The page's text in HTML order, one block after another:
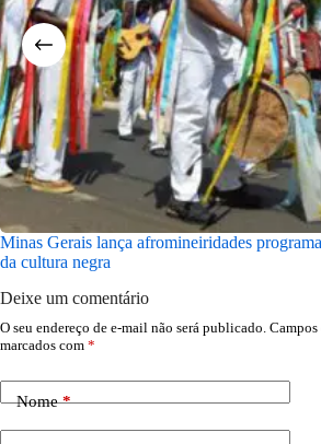
Minas Gerais lança afromineiridades
da cultura negra
Deixe um comentário
O seu endereço de e-mail não será publicado.
marcados com *
Nome*